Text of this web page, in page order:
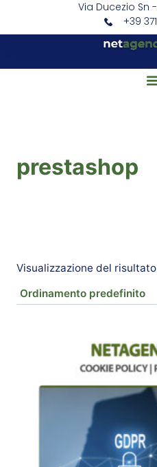
Via Ducezio Sn
+39
prestashop
Visualizzazione del risultato